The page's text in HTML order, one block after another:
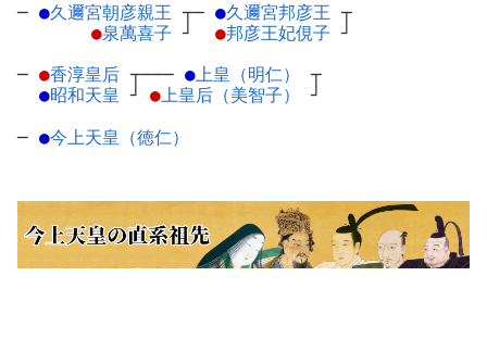
─ ●久邇宮朝彦親王 ┬
●泉萬喜子 ┘
─ ●久邇宮邦彦王 ┬
●邦彦王妃俔子 ┘
─ ●香淳皇后 ┬
●昭和天皇 ┘
─── ●上皇（明仁）
┬
●上皇后（美智子） ┘
─ ●今上天皇（徳仁）